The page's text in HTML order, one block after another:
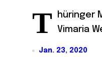
T
hüringer
Vimaria
Jan. 23, 2020